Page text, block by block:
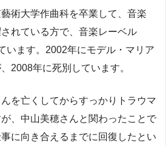
術大学作曲科を卒業して、音楽
れている方で、音楽レーベル
います。2002年にモデル・マリア
2008年に死別しています。
を亡くしてからすっかりトラウマ
、中山美穂さんと関わったことで
に向き合えるまでに回復したとい